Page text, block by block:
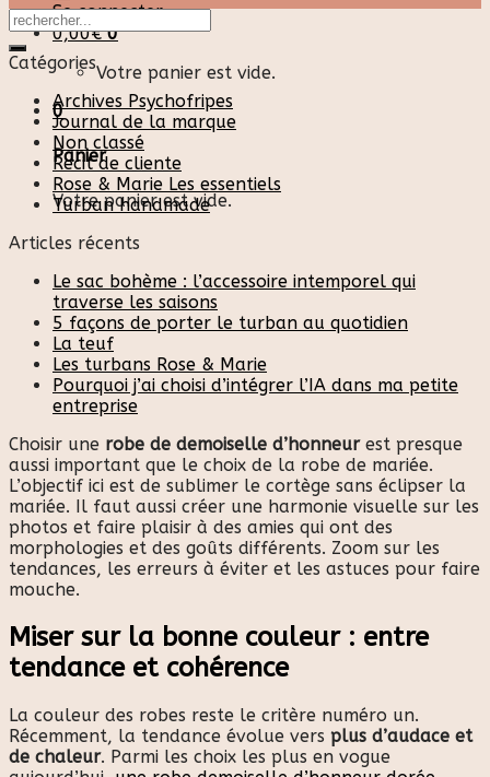
Se connecter
0,00€ 0
Votre panier est vide.
0
Panier
Votre panier est vide.
Catégories
Archives Psychofripes
Journal de la marque
Non classé
Recit de cliente
Rose & Marie Les essentiels
Turban handmade
Articles récents
Le sac bohème : l’accessoire intemporel qui
traverse les saisons
5 façons de porter le turban au quotidien
La teuf
Les turbans Rose & Marie
Pourquoi j’ai choisi d’intégrer l’IA dans ma petite
entreprise
Choisir une robe de demoiselle d’honneur est presque
aussi important que le choix de la robe de mariée.
L’objectif ici est de sublimer le cortège sans éclipser la
mariée. Il faut aussi créer une harmonie visuelle sur les
photos et faire plaisir à des amies qui ont des
morphologies et des goûts différents. Zoom sur les
tendances, les erreurs à éviter et les astuces pour faire
mouche.
Miser sur la bonne couleur : entre
tendance et cohérence
La couleur des robes reste le critère numéro un.
Récemment, la tendance évolue vers plus d’audace et
de chaleur. Parmi les choix les plus en vogue